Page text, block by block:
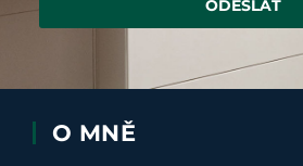
ODESLAT
O MNĚ